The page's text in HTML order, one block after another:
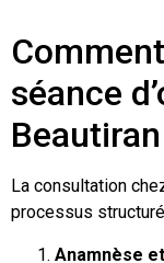
séance
La consultation
processus
Anamnèse